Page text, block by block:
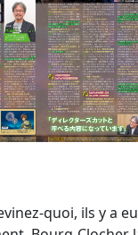
quoi, ils y a